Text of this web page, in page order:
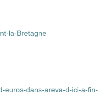
la-Bretagne
euros-dans-areva-d-ici-a-fin-